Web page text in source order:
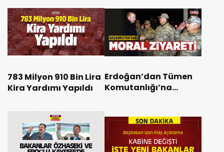
Ediyoruz”
Verildi
783 Milyon 910 Bin Lira
Kira Yardımı Yapıldı
Erdoğan’dan Tümen
Komutanlığı’na